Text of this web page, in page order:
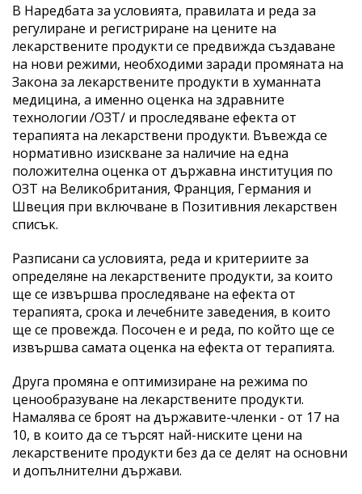
В Наредбата за условията, правилата и реда за
регулиране и регистриране на цените на
лекарствените продукти се предвижда създаване
на нови режими, необходими заради промяната на
Закона за лекарствените продукти в хуманната
медицина, а именно оценка на здравните
технологии /ОЗТ/ и проследяване ефекта от
терапията на лекарствени продукти. Въвежда се
нормативно изискване за наличие на една
положителна оценка от държавна институция по
ОЗТ на Великобритания, Франция, Германия и
Швеция при включване в Позитивния лекарствен
списък.
Разписани са условията, реда и критериите за
определяне на лекарствените продукти, за които
ще се извършва проследяване на ефекта от
терапията, срока и лечебните заведения, в които
ще се провежда. Посочен е и реда, по който ще се
извършва самата оценка на ефекта от терапията.
Друга промяна е оптимизиране на режима по
ценообразуване на лекарствените продукти.
Намалява се броят на държавите-членки - от 17 на
10, в които да се търсят най-ниските цени на
лекарствените продукти без да се делят на основни
и допълнителни държави.